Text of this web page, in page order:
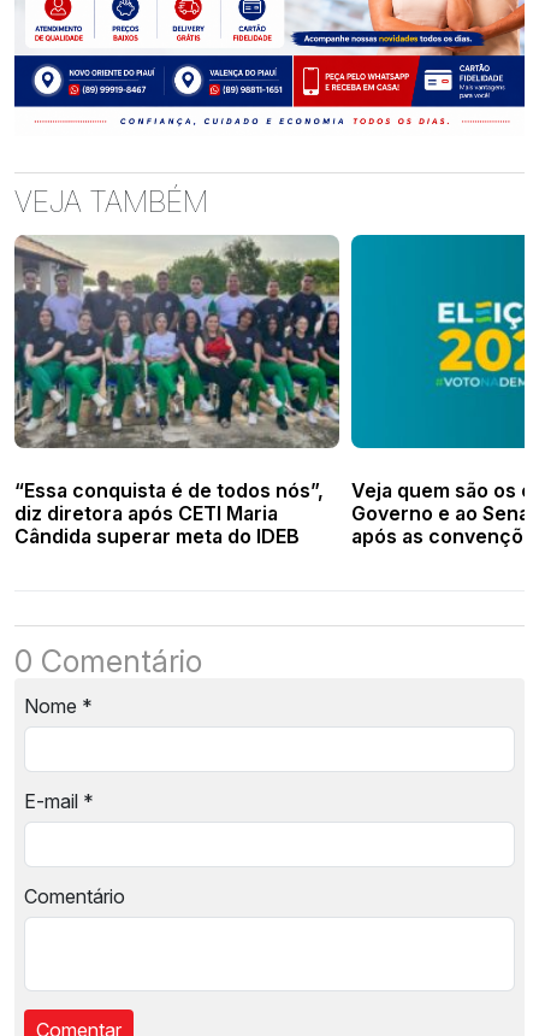
VEJA TAMBÉM
“Essa conquista é de todos nós”,
diz diretora após CETI Maria
Cândida superar meta do IDEB
Veja quem são os
Governo e ao
após as
0 Comentário
Nome *
E-mail *
Comentário